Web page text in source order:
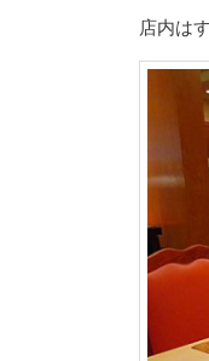
店内は